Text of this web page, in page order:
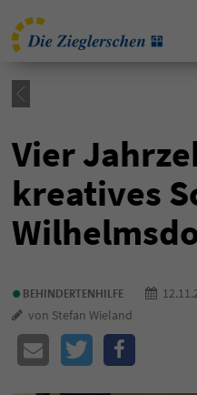
Vier
kreatives
• BEHINDERTENHILFE
von Stefan Wieland